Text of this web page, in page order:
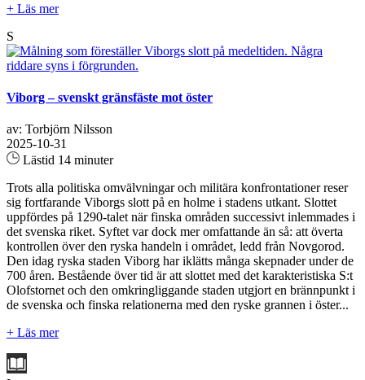
+ Läs mer
S
Viborg – svenskt gränsfäste mot öster
av: Torbjörn Nilsson
2025-10-31
Lästid 14 minuter
Trots alla politiska omvälvningar och militära konfrontationer reser
sig fortfarande Viborgs slott på en holme i stadens utkant. Slottet
uppfördes på 1290-talet när finska områden successivt inlemmades i
det svenska riket. Syftet var dock mer omfattande än så: att överta
kontrollen över den ryska handeln i området, ledd från Novgorod.
Den idag ryska staden Viborg har iklätts många skepnader under de
700 åren. Bestående över tid är att slottet med det karakteristiska S:t
Olofstornet och den omkringliggande staden utgjort en brännpunkt i
de svenska och finska relationerna med den ryske grannen i öster...
+ Läs mer